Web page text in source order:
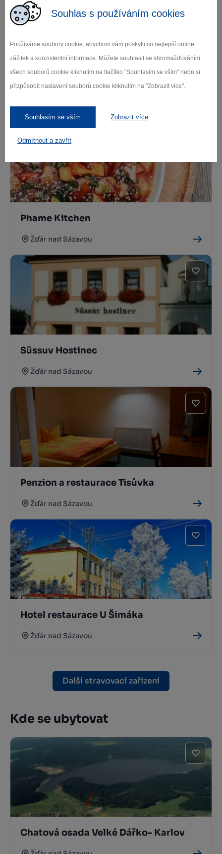
Souhlas s používáním cookies
Používáme soubory cookie, abychom vám poskytli co nejlepší online
zážitek a konzistentní informace. Můžete souhlasit se shromažďováním
všech souborů cookie kliknutím na tlačítko "Souhlasím se vším" nebo si
přizpůsobit nastavení souborů cookie kliknutím na "Zobrazit více".
Souhlasím se vším Zobrazit více
Odmítnout a zavřít
Oáza Thai Bistro
Žďár nad Sázavou
Phame Kitchen
Žďár nad Sázavou
Süssuv Hostinec
Žďár nad Sázavou
Penzion a restaurace Tisůvka
Žďár nad Sázavou
Hotel restaurace U Šimáka
Žďár nad Sázavou
Další stravovací zařízení
Kde se ubytovat
Chatová osada Velké Dářko- Karlov